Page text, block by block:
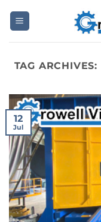
TAG ARCHIVES:
12
Jul